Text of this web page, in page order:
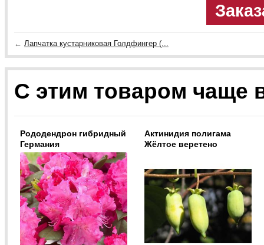
← Лапчатка кустарниковая Голдфингер (...
С этим товаром чаще
Рододендрон гибридный
Германия
Актинидия полигама
Жёлтое веретено